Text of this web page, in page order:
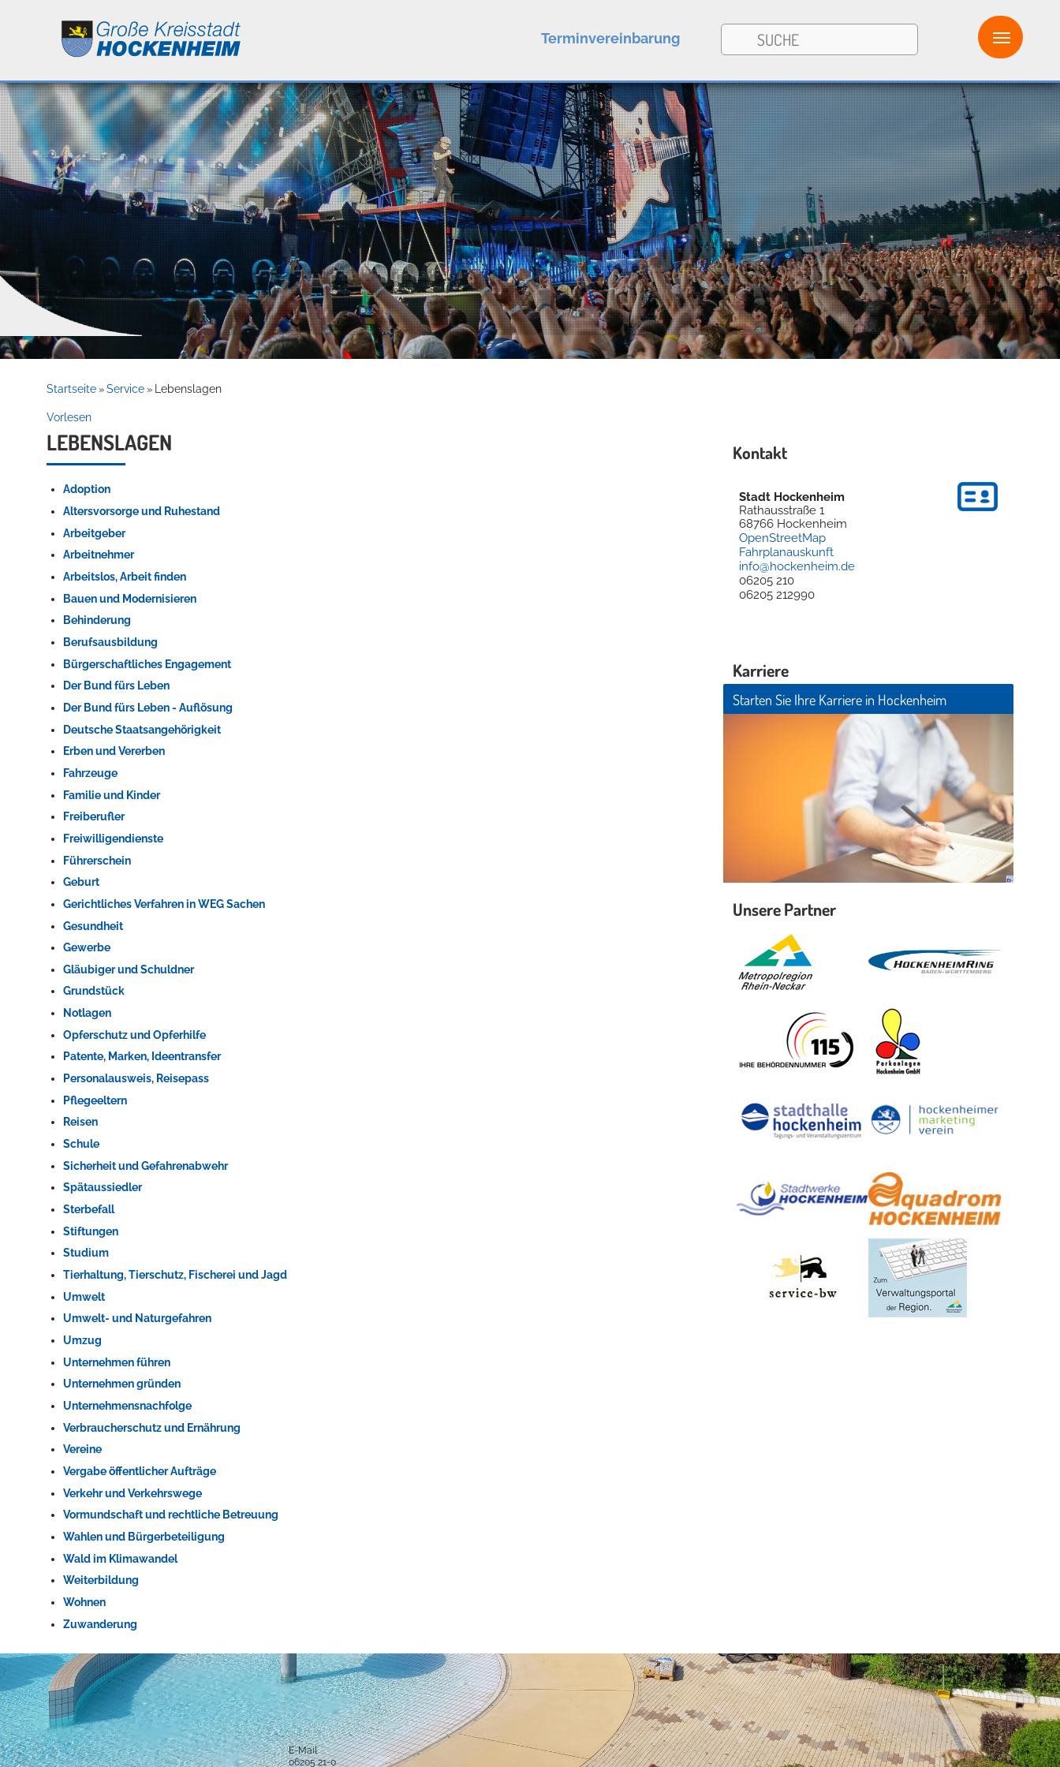
Leben
Kultur
Service
Terminvereinbarung
Willkommen in Hockenheim
Konzerte, Tagungen und vieles mehr
Die Stadthalle Hockenheim bietet den perfekten Standort für Events aller Art!
Startseite » Service » Lebenslagen
Vorlesen
LEBENSLAGEN
Adoption
Altersvorsorge und Ruhestand
Arbeitgeber
Arbeitnehmer
Arbeitslos, Arbeit finden
Bauen und Modernisieren
Behinderung
Berufsausbildung
Bürgerschaftliches Engagement
Der Bund fürs Leben
Der Bund fürs Leben - Auflösung
Deutsche Staatsangehörigkeit
Erben und Vererben
Fahrzeuge
Familie und Kinder
Freiberufler
Freiwilligendienste
Führerschein
Geburt
Gerichtliches Verfahren in WEG Sachen
Gesundheit
Gewerbe
Gläubiger und Schuldner
Grundstück
Notlagen
Opferschutz und Opferhilfe
Patente, Marken, Ideentransfer
Personalausweis, Reisepass
Pflegeeltern
Reisen
Schule
Sicherheit und Gefahrenabwehr
Spätaussiedler
Sterbefall
Stiftungen
Studium
Tierhaltung, Tierschutz, Fischerei und Jagd
Umwelt
Umwelt- und Naturgefahren
Umzug
Unternehmen führen
Unternehmen gründen
Unternehmensnachfolge
Verbraucherschutz und Ernährung
Vereine
Vergabe öffentlicher Aufträge
Verkehr und Verkehrswege
Vormundschaft und rechtliche Betreuung
Wahlen und Bürgerbeteiligung
Wald im Klimawandel
Weiterbildung
Wohnen
Zuwanderung
Kontakt
Stadt Hockenheim
Rathausstraße 1
68766 Hockenheim
OpenStreetMap
Fahrplanauskunft
info@hockenheim.de
06205 210
06205 212990
Karriere
Starten Sie Ihre Karriere in Hockenheim
Unsere Partner
Anschrift und Bankverbindung
Stadt Hockenheim
Rathausstraße 1
68766 Hockenheim
Kontakt
Alle Ansprechpartner
E-Mail
06205 21-0
Öffnungszeiten
08 - 12 Uhr
14 - 18 Uhr
geschlossen
Dienste
Stadtplan
Newsletter
Mängelmelder
Erklärung zur Barrierefreiheit